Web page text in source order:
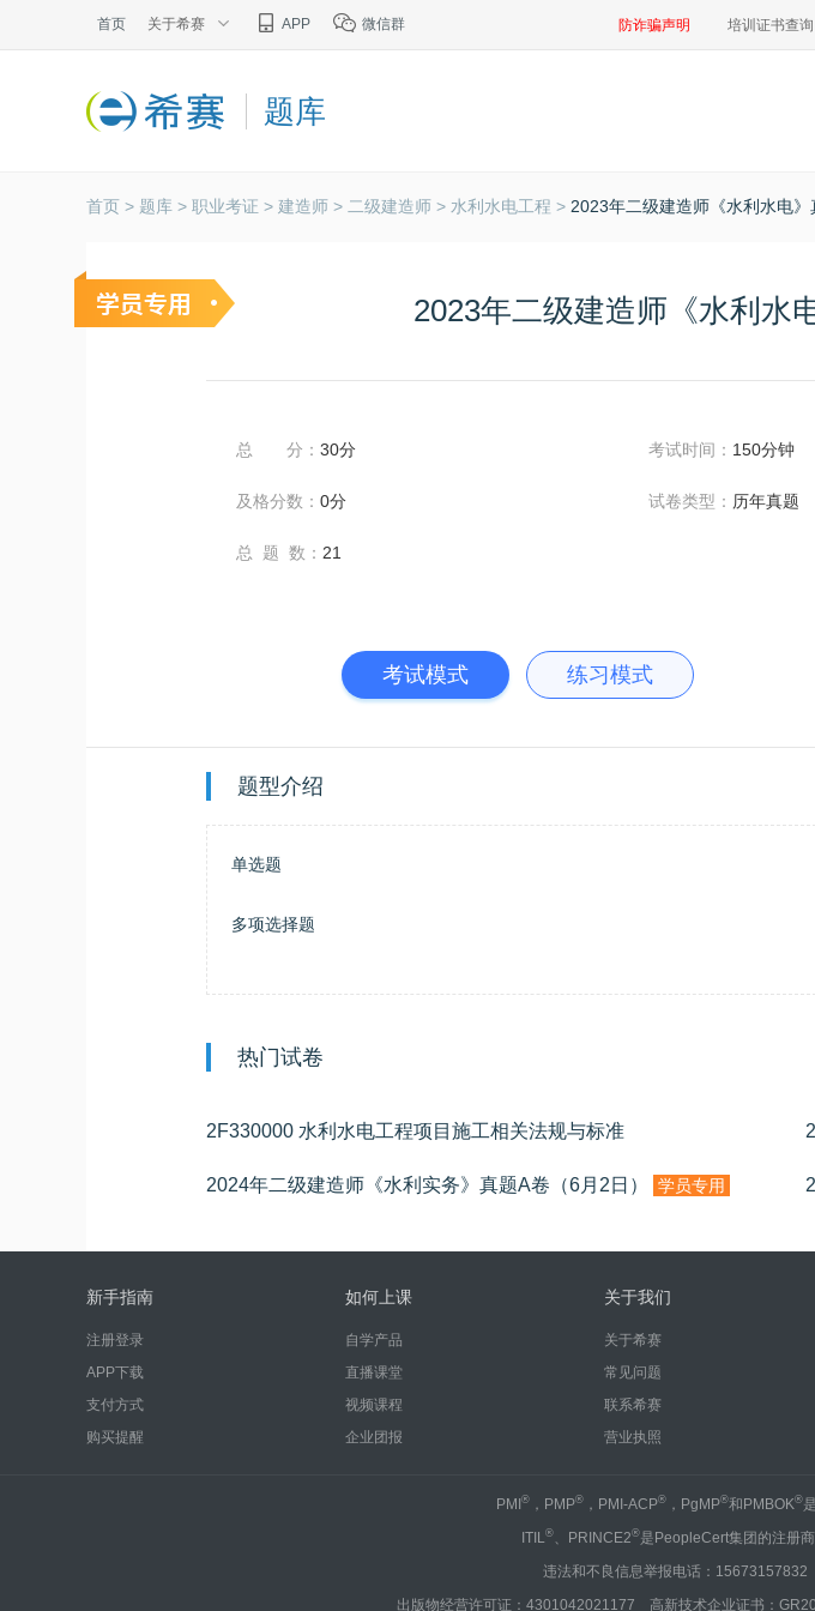
首页 关于希赛 APP 微信群 防诈骗声明 培训证书查询
题库
首页 > 题库 > 职业考证 > 建造师 > 二级建造师 > 水利水电工程 > 2023年二级建造师《水利水电》
2023年二级建造师《水利水
总 分： 30分
及格分数： 0分
总 题 数： 21
考试时间： 150分钟
试卷类型： 历年真题
考试模式 练习模式
题型介绍
单选题
多项选择题
热门试卷
2F330000 水利水电工程项目施工相关法规与标准
2024年二级建造师《水利实务》真题A卷（6月2日） 学员专用
新手指南
注册登录
APP下载
支付方式
购买提醒
如何上课
自学产品
直播课堂
视频课程
企业团报
关于我们
关于希赛
常见问题
联系希赛
营业执照
PMI®，PMP®，PMI-ACP®，PgMP®和PMBOK®
ITIL®、PRINCE2®是PeopleCert集团的注册
违法和不良信息举报电话：
出版物经营许可证：4301042021177 高新技术企业证书：